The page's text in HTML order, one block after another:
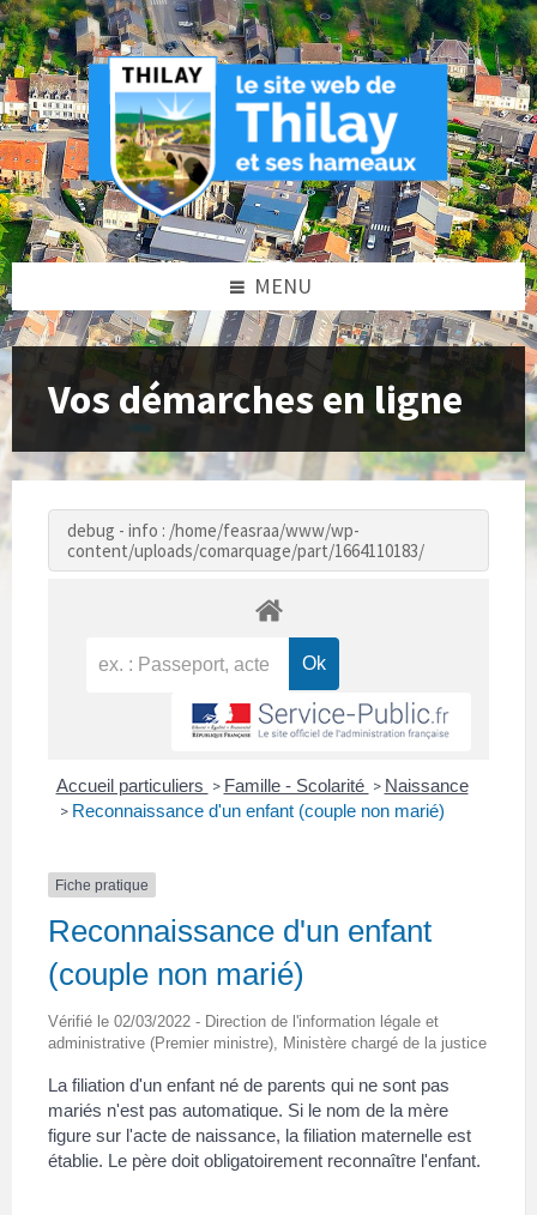
Skip
to
content
Skip
to
left
sidebar
Skip
to
footer
MENU
Vos démarches en ligne
debug - info : /home/feasraa/www/wp-
content/uploads/comarquage/part/1664110183/
Accueil particuliers > Famille - Scolarité > Naissance
> Reconnaissance d'un enfant (couple non marié)
Fiche pratique
Reconnaissance d'un enfant
(couple non marié)
Vérifié le 02/03/2022 - Direction de l'information légale et
administrative (Premier ministre), Ministère chargé de la justice
La filiation d'un enfant né de parents qui ne sont pas
mariés n'est pas automatique. Si le nom de la mère
figure sur l'acte de naissance, la filiation maternelle est
établie. Le père doit obligatoirement reconnaître l'enfant.